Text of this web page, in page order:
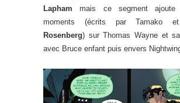
Lapham mais ce segment ajoute
moments (écrits par Tamako
Rosenberg) sur Thomas Wayne et
avec Bruce enfant puis envers